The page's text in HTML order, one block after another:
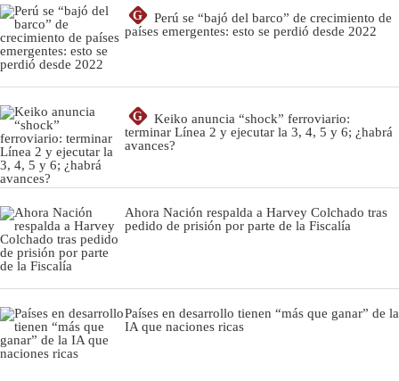
G
Perú se “bajó del barco” de crecimiento de
países emergentes: esto se perdió desde 2022
G
Keiko anuncia “shock” ferroviario:
terminar Línea 2 y ejecutar la 3, 4, 5 y 6; ¿habrá
avances?
Ahora Nación respalda a Harvey Colchado tras
pedido de prisión por parte de la Fiscalía
Países en desarrollo tienen “más que ganar” de la
IA que naciones ricas